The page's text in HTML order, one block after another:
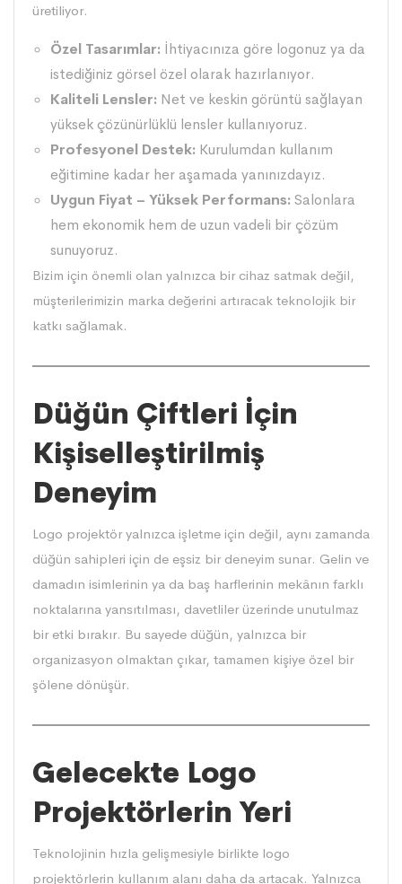
üretiliyor.
Özel Tasarımlar: İhtiyacınıza göre logonuz ya da
istediğiniz görsel özel olarak hazırlanıyor.
Kaliteli Lensler: Net ve keskin görüntü sağlayan
yüksek çözünürlüklü lensler kullanıyoruz.
Profesyonel Destek: Kurulumdan kullanım
eğitimine kadar her aşamada yanınızdayız.
Uygun Fiyat – Yüksek Performans: Salonlara
hem ekonomik hem de uzun vadeli bir çözüm
sunuyoruz.
Bizim için önemli olan yalnızca bir cihaz satmak değil,
müşterilerimizin marka değerini artıracak teknolojik bir
katkı sağlamak.
Düğün Çiftleri İçin
Kişiselleştirilmiş
Deneyim
Logo projektör yalnızca işletme için değil, aynı zamanda
düğün sahipleri için de eşsiz bir deneyim sunar. Gelin ve
damadın isimlerinin ya da baş harflerinin mekânın farklı
noktalarına yansıtılması, davetliler üzerinde unutulmaz
bir etki bırakır. Bu sayede düğün, yalnızca bir
organizasyon olmaktan çıkar, tamamen kişiye özel bir
şölene dönüşür.
Gelecekte Logo
Projektörlerin Yeri
Teknolojinin hızla gelişmesiyle birlikte logo
projektörlerin kullanım alanı daha da artacak. Yalnızca